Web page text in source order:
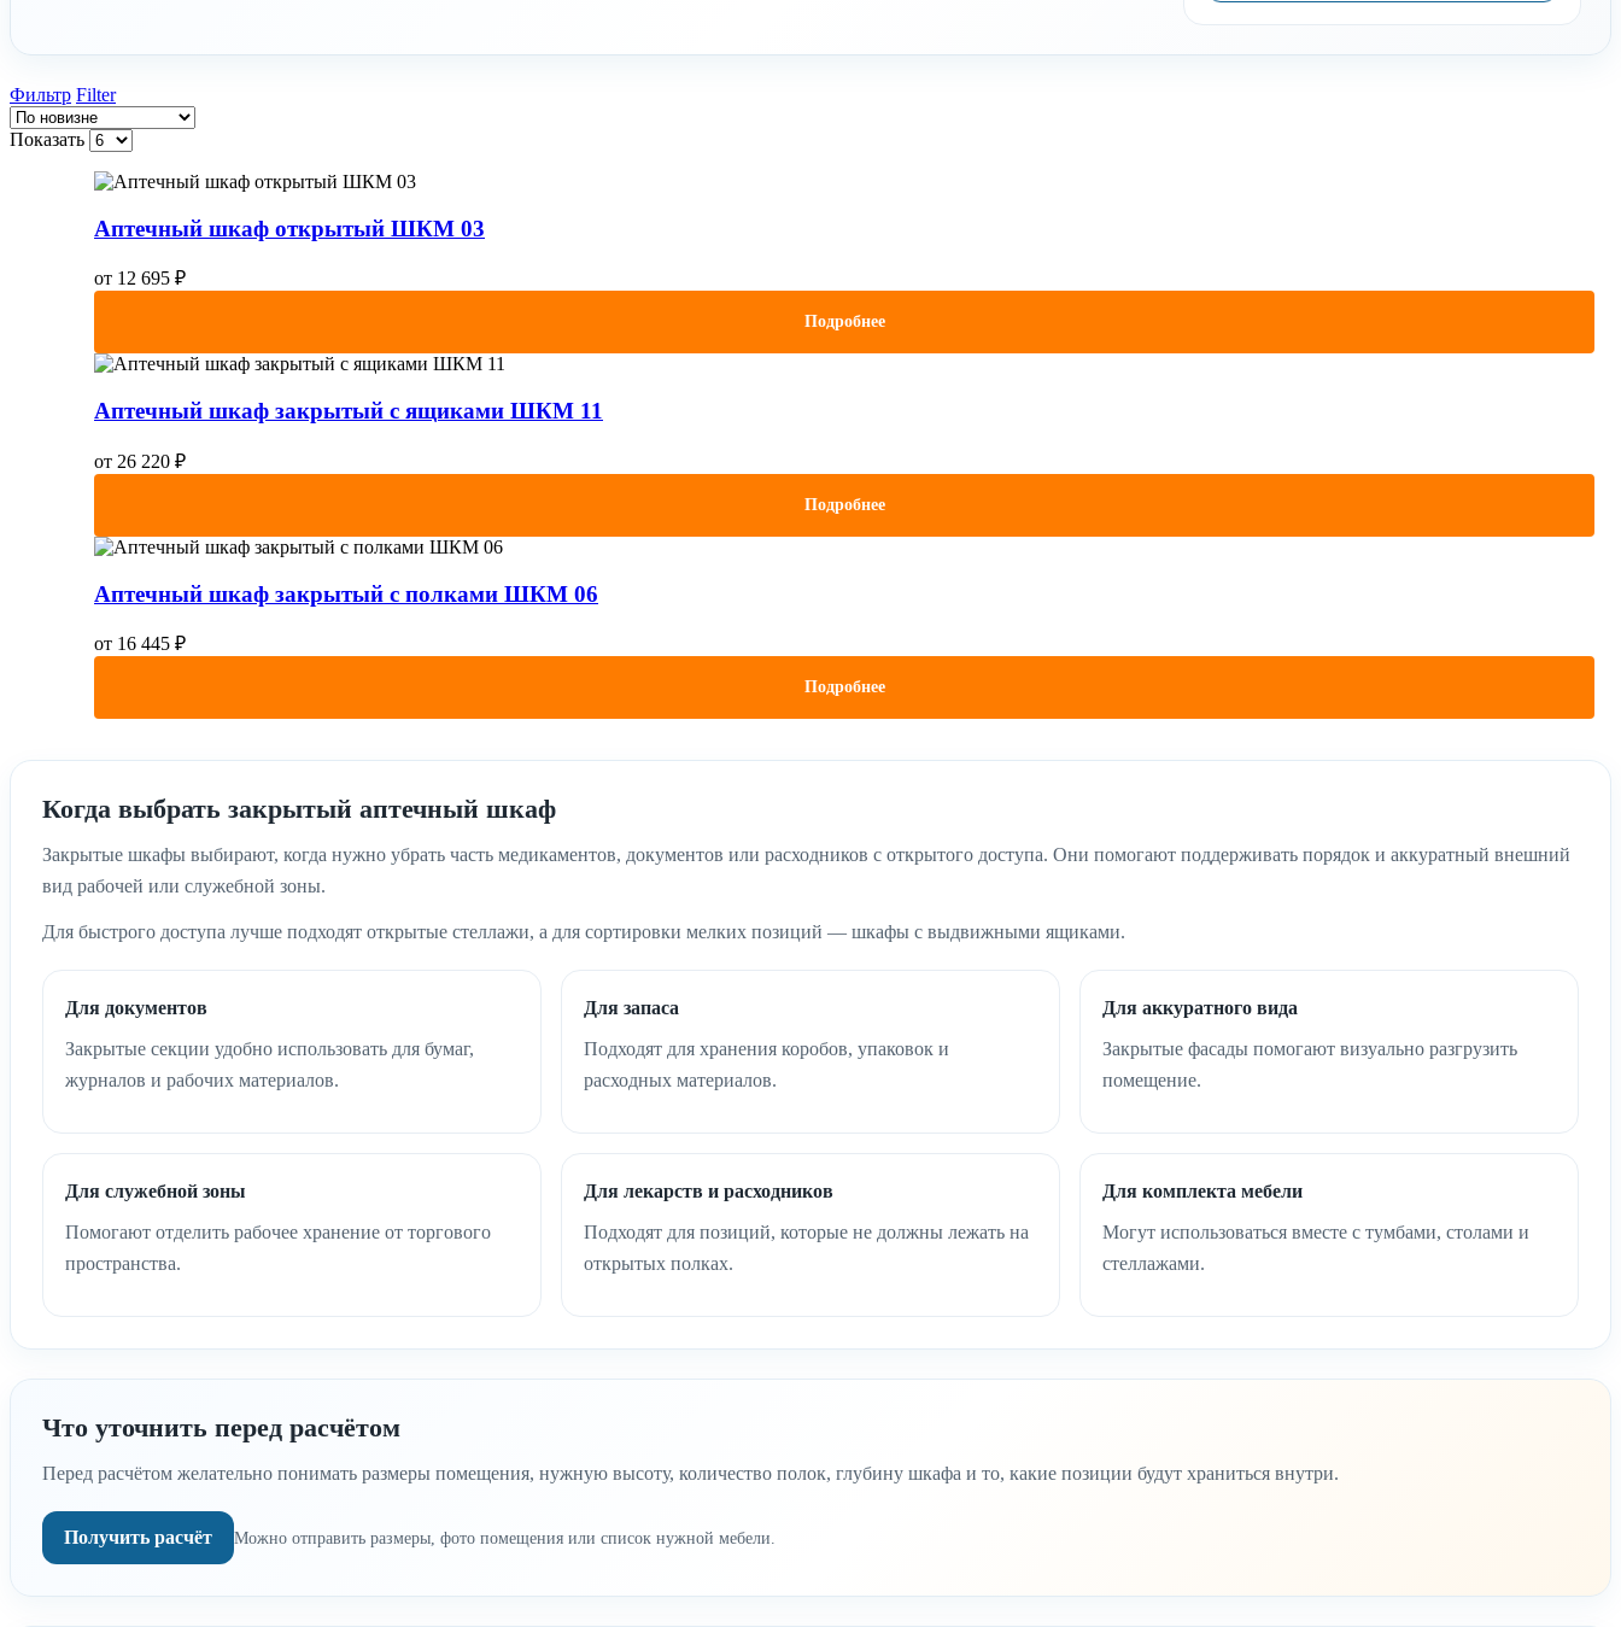
Фильтр Filter
Показать
Аптечный шкаф открытый ШКМ 03
от 12 695 ₽
Подробнее
Аптечный шкаф закрытый с ящиками ШКМ 11
от 26 220 ₽
Подробнее
Аптечный шкаф закрытый с полками ШКМ 06
от 16 445 ₽
Подробнее
Когда выбрать закрытый аптечный шкаф
Закрытые шкафы выбирают, когда нужно убрать часть медикаментов, документов или расходников с открытого доступа. Они помогают поддерживать порядок и аккуратный внешний
вид рабочей или служебной зоны.
Для быстрого доступа лучше подходят открытые стеллажи, а для сортировки мелких позиций — шкафы с выдвижными ящиками.
Для документов
Закрытые секции удобно использовать для бумаг,
журналов и рабочих материалов.
Для запаса
Подходят для хранения коробов, упаковок и
расходных материалов.
Для аккуратного вида
Закрытые фасады помогают визуально разгрузить
помещение.
Для служебной зоны
Помогают отделить рабочее хранение от торгового
пространства.
Для лекарств и расходников
Подходят для позиций, которые не должны лежать на
открытых полках.
Для комплекта мебели
Могут использоваться вместе с тумбами, столами и
стеллажами.
Что уточнить перед расчётом
Перед расчётом желательно понимать размеры помещения, нужную высоту, количество полок, глубину шкафа и то, какие позиции будут храниться внутри.
Получить расчёт Можно отправить размеры, фото помещения или список нужной мебели.